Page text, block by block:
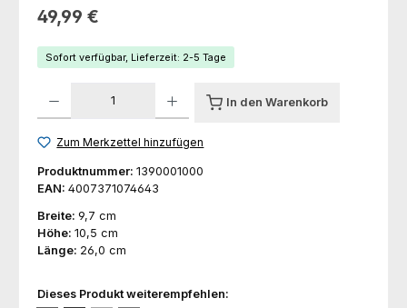
Regulärer Preis:
49,99 €
Sofort verfügbar, Lieferzeit: 2-5 Tage
In den Warenkorb
Zum Merkzettel hinzufügen
Produktnummer: 1390001000
EAN: 4007371074643
Breite: 9,7 cm
Höhe: 10,5 cm
Länge: 26,0 cm
Dieses Produkt weiterempfehlen: